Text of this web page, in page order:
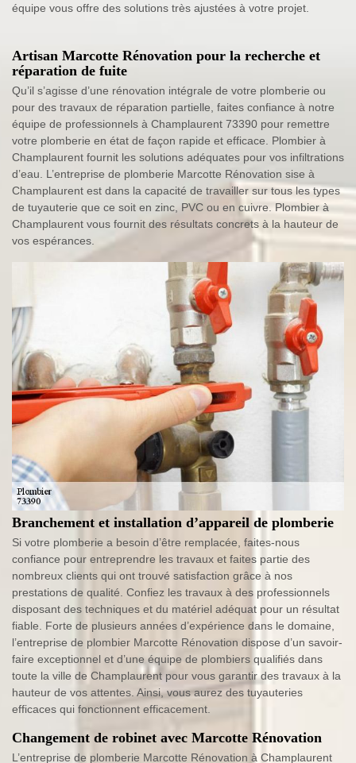
équipe vous offre des solutions très ajustées à votre projet.
Artisan Marcotte Rénovation pour la recherche et
réparation de fuite
Qu’il s’agisse d’une rénovation intégrale de votre plomberie ou
pour des travaux de réparation partielle, faites confiance à notre
équipe de professionnels à Champlaurent 73390 pour remettre
votre plomberie en état de façon rapide et efficace. Plombier à
Champlaurent fournit les solutions adéquates pour vos infiltrations
d’eau. L’entreprise de plomberie Marcotte Rénovation sise à
Champlaurent est dans la capacité de travailler sur tous les types
de tuyauterie que ce soit en zinc, PVC ou en cuivre. Plombier à
Champlaurent vous fournit des résultats concrets à la hauteur de
vos espérances.
Branchement et installation d’appareil de plomberie
Si votre plomberie a besoin d’être remplacée, faites-nous
confiance pour entreprendre les travaux et faites partie des
nombreux clients qui ont trouvé satisfaction grâce à nos
prestations de qualité. Confiez les travaux à des professionnels
disposant des techniques et du matériel adéquat pour un résultat
fiable. Forte de plusieurs années d’expérience dans le domaine,
l’entreprise de plombier Marcotte Rénovation dispose d’un savoir-
faire exceptionnel et d’une équipe de plombiers qualifiés dans
toute la ville de Champlaurent pour vous garantir des travaux à la
hauteur de vos attentes. Ainsi, vous aurez des tuyauteries
efficaces qui fonctionnent efficacement.
Changement de robinet avec Marcotte Rénovation
L’entreprise de plomberie Marcotte Rénovation à Champlaurent